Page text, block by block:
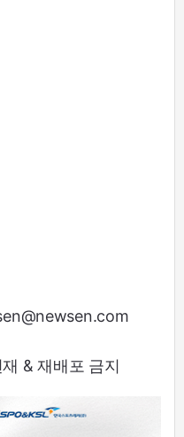
& 재배포 금지